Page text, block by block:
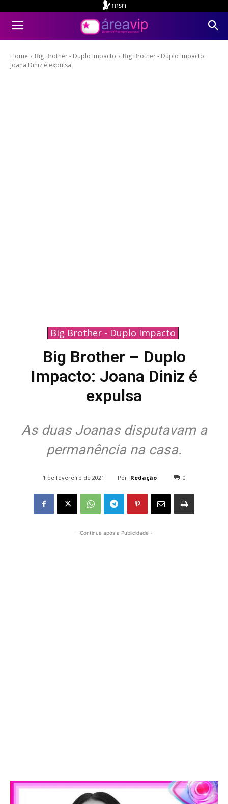
Home Big Brother - Duplo Impacto
Big Brother - Duplo Impacto:
Joana Diniz é expulsa
Big Brother - Duplo Impacto
Big Brother – Duplo
Impacto: Joana Diniz é
expulsa
As duas Joanas disputavam a
permanência na casa.
1 de fevereiro de 2021 Por: Redação 0
- Continua após a Publicidade -